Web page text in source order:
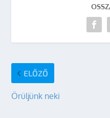
ELŐZŐ
Örüljünk neki